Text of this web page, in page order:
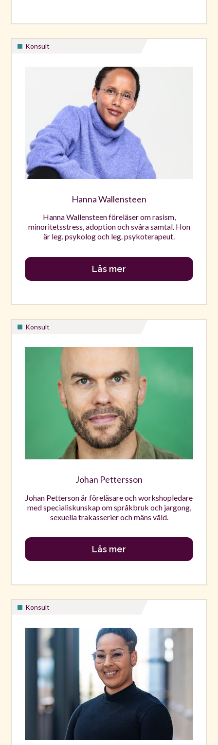
Konsult
Hanna Wallensteen
Hanna Wallensteen föreläser om rasism,
minoritetsstress, adoption och svåra samtal. Hon
är leg. psykolog och leg. psykoterapeut.
Läs mer
Konsult
Johan Pettersson
Johan Petterson är föreläsare och workshopledare
med specialiskunskap om språkbruk och jargong,
sexuella trakasserier och mäns våld.
Läs mer
Konsult